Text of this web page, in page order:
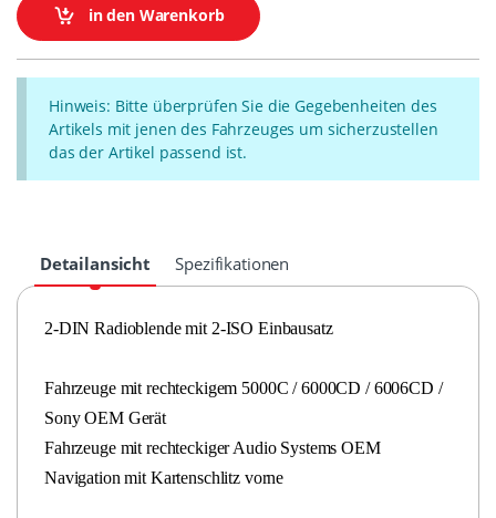
in den Warenkorb
Hinweis: Bitte überprüfen Sie die Gegebenheiten des
Artikels mit jenen des Fahrzeuges um sicherzustellen
das der Artikel passend ist.
Detailansicht Spezifikationen
2-DIN Radioblende mit 2-ISO Einbausatz
Fahrzeuge mit rechteckigem 5000C / 6000CD / 6006CD /
Sony OEM Gerät
Fahrzeuge mit rechteckiger Audio Systems OEM
Navigation mit Kartenschlitz vorne